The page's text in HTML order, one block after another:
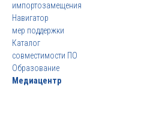
импортозамещения
Навигатор
мер поддержки
Каталог
совместимости ПО
Образование
Медиацентр